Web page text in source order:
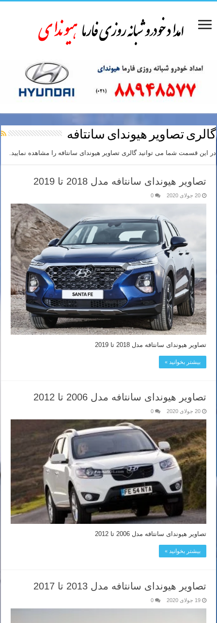
گالری تصاویر هیوندای سانتافه
در این قسمت شما می توانید گالری تصاویر هیوندای سانتافه را مشاهده نمایید.
تصاویر هیوندای سانتافه مدل 2018 تا 2019
20 جولای 2020 0
تصاویر هیوندای سانتافه مدل 2018 تا 2019
بیشتر بخوانید »
تصاویر هیوندای سانتافه مدل 2006 تا 2012
20 جولای 2020 0
تصاویر هیوندای سانتافه مدل 2006 تا 2012
بیشتر بخوانید »
تصاویر هیوندای سانتافه مدل 2013 تا 2017
19 جولای 2020 0